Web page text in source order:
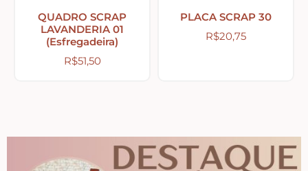
Religiosos – Zen – Gratidão
Bonecas Tildas
QUADRO SCRAP
LAVANDERIA 01
(Esfregadeira)
R$51,50
PLACA SCRAP 30
R$20,75